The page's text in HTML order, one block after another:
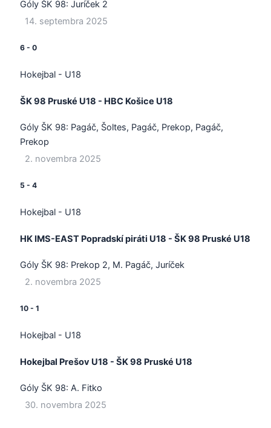
Góly ŠK 98: Juríček 2
14. septembra 2025
6 -0
Hokejbal - U18
ŠK 98 Pruské U18 - HBC Košice U18
Góly ŠK 98: Pagáč, Šoltes, Pagáč, Prekop, Pagáč,
Prekop
2. novembra 2025
5 -4
Hokejbal - U18
HK IMS-EAST Popradskí piráti U18 - ŠK 98 Pruské U18
Góly ŠK 98: Prekop 2, M. Pagáč, Juríček
2. novembra 2025
10 -1
Hokejbal - U18
Hokejbal Prešov U18 - ŠK 98 Pruské U18
Góly ŠK 98: A. Fitko
30. novembra 2025